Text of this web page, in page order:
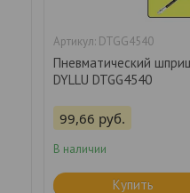
DTGG4540
Пневматический
DYLLU DTGG4540
99,66 руб.
В наличии
Купить